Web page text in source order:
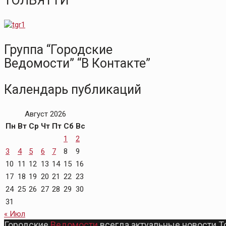
Группа “Городские
Ведомости” “В Контакте”
Календарь публикаций
Август 2026
Пн Вт Ср Чт Пт Сб Вс
1
2
3
4 5 6 7 8
9
10 11 12 13 14 15 16
17 18 19 20 21 22 23
24 25 26 27 28 29 30
31
« Июл